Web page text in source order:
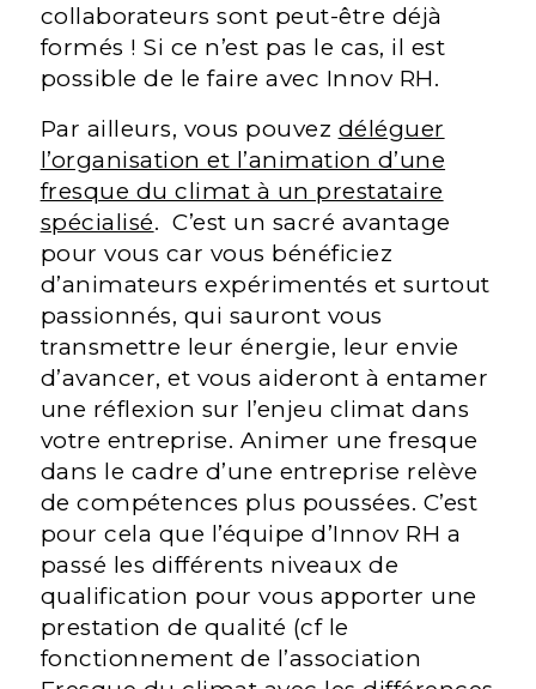
collaborateurs sont peut-être déjà
formés ! Si ce n’est pas le cas, il est
possible de le faire avec Innov RH.
Par ailleurs, vous pouvez déléguer
l’organisation et l’animation d’une
fresque du climat à un prestataire
spécialisé. C’est un sacré avantage
pour vous car vous bénéficiez
d’animateurs expérimentés et surtout
passionnés, qui sauront vous
transmettre leur énergie, leur envie
d’avancer, et vous aideront à entamer
une réflexion sur l’enjeu climat dans
votre entreprise. Animer une fresque
dans le cadre d’une entreprise relève
de compétences plus poussées. C’est
pour cela que l’équipe d’Innov RH a
passé les différents niveaux de
qualification pour vous apporter une
prestation de qualité (cf le
fonctionnement de l’association